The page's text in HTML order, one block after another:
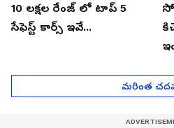
10 లక్షల రేంజ్ లో టాప్ 5
సేఫెస్ట్ కార్స్ ఇవే...
మరింత